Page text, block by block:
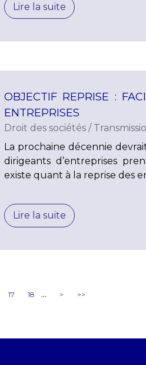
Lire la suite
OBJECTIF REPRISE :
ENTREPRISES
Droit des sociétés /
La prochaine décennie
dirigeants d’entreprises
existe quant à la reprise des
Lire la suite
17 18 ... > >>